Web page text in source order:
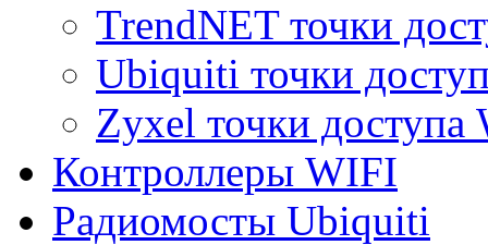
TrendNET точки
Ubiquiti точки
Zyxel точки доступа
Контроллеры WIFI
Радиомосты Ubiquiti